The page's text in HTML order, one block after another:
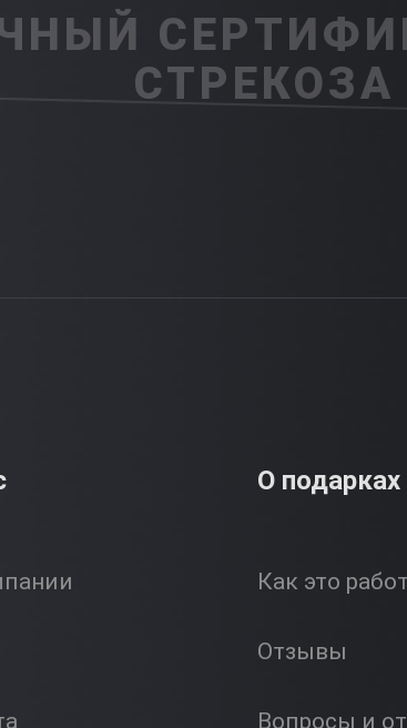
СТРЕКОЗА
О подарках
Как это
Отзывы
Вопросы и